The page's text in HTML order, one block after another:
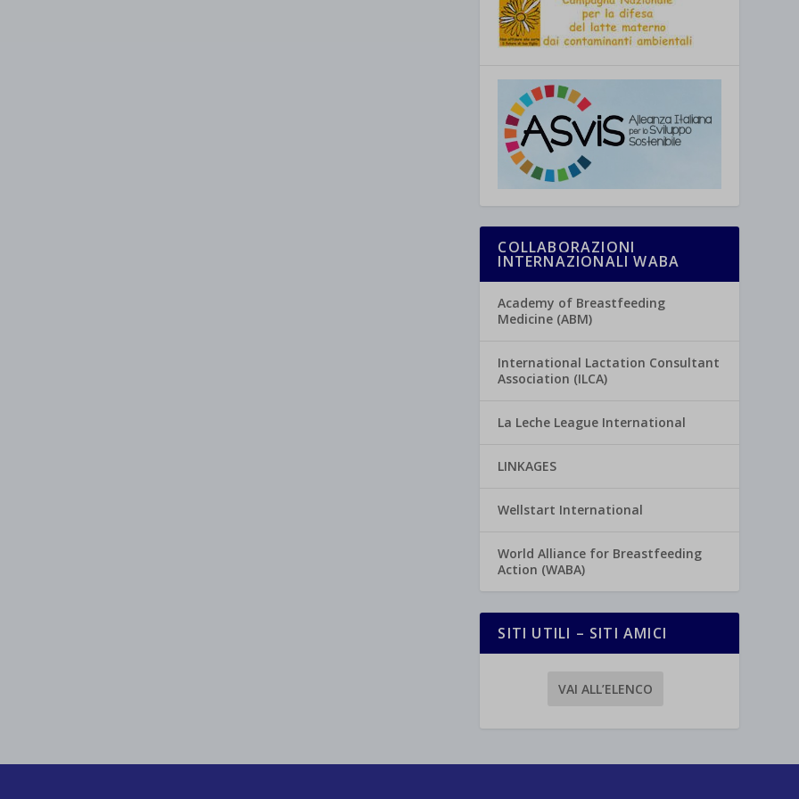
COLLABORAZIONI
INTERNAZIONALI WABA
Academy of Breastfeeding
Medicine (ABM)
International Lactation Consultant
Association (ILCA)
La Leche League International
LINKAGES
Wellstart International
World Alliance for Breastfeeding
Action (WABA)
SITI UTILI – SITI AMICI
VAI ALL’ELENCO